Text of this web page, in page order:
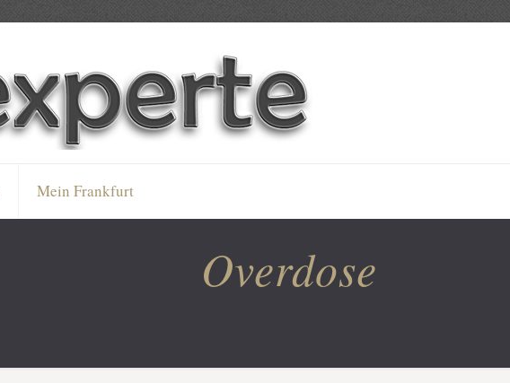
Mein Frankfurt
Overdose